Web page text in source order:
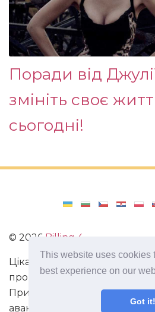
This website uses cookies
best experience on our
Got it!
Поради від
змініть своє
сьогодні!
© 2026 Billing 4
Цікаві та захоплюючі факти з
про виживання в
Пригоди, маршрути і спосіб
авантюриста. Все про